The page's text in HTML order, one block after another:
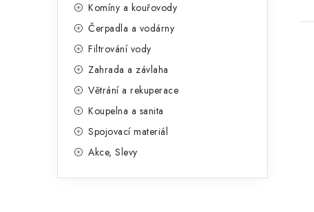
Komíny a kouřovody
Čerpadla a vodárny
Filtrování vody
Zahrada a závlaha
Větrání a rekuperace
Koupelna a sanita
Spojovací materiál
Akce, Slevy
ů